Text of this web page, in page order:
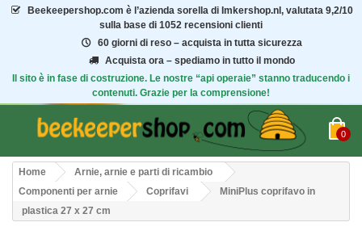
Beekeepershop.com è l’azienda sorella di Imkershop.nl, valutata 9,2/10
sulla base di 1052 recensioni clienti
60 giorni di reso – acquista in tutta sicurezza
Acquista ora – spediamo in tutto il mondo
Il sito è in fase di costruzione. Le nostre “api operaie” stanno traducendo i
contenuti. Grazie per la comprensione!
0
Home
Arnie, arnie e parti di ricambio
Componenti per arnie
Coprifavi
MiniPlus coprifavo in
plastica 27 x 27 cm